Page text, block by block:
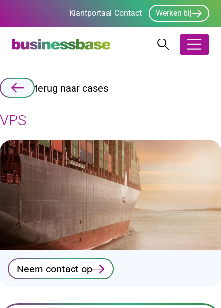
Klantportaal Contact Werken bij
Zoeken Zoeken
terug naar cases
VPS
Neem contact op